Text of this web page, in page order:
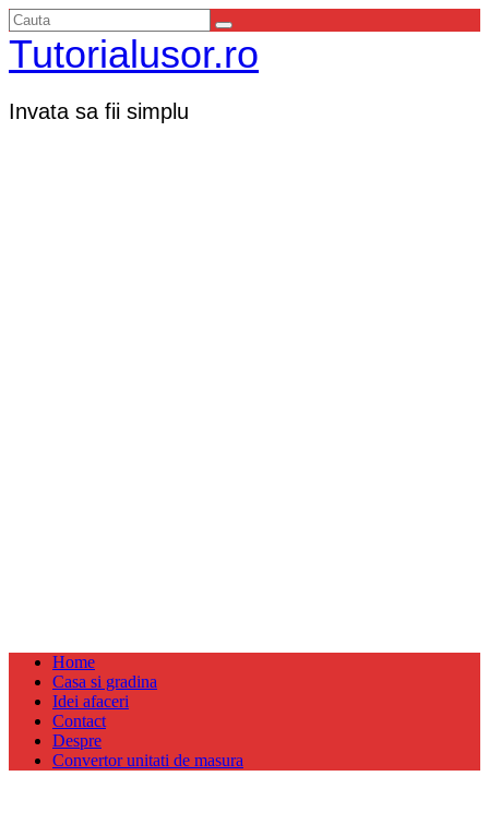
Tutorialusor.ro
Invata sa fii simplu
Home
Casa si gradina
Idei afaceri
Contact
Despre
Convertor unitati de masura